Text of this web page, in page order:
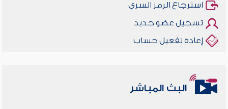
استرجاع الرمز السري
تسجيل عضو جديد
إعادة تفعيل حساب
البث المباشر